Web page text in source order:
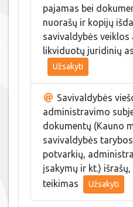
pajamas bei
nuorašų ir kopijų
savivaldybės
likviduotų juridinių
Užsakyti
Savivaldybės
administravimo
dokumentų (Kauno
savivaldybės
potvarkių,
įsakymų ir kt.)
teikimas
Užsakyti